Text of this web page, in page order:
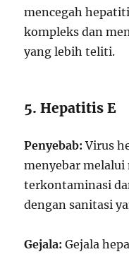
mencegah
kompleks dan
yang lebih teliti.
5. Hepatitis E
Penyebab: Virus
menyebar melalui
terkontaminasi
dengan sanitasi
Gejala: Gejala